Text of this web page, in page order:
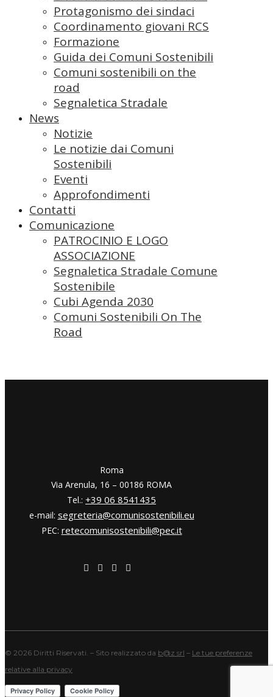
Protagonismo dei sindaci
Coordinamento giovani RCS
Formazione
Guida dei Comuni Sostenibili
Comuni sostenibili on the
road
Segnaletica Stradale
News
Notizie
Le notizie dai Comuni
Sostenibili
Eventi
Approfondimenti
Contatti
Comunicazione
PATROCINIO E LOGO
ASSOCIAZIONE
Segnaletica Stradale Comune
Sostenibile
Cubi Agenda 2030
Comuni Sostenibili On The
Road
​​Roma
Via Arenula, 16 – 00186 ROMA
Tel.: +39 06 8541435
e-mail: segreteria@comunisostenibili.eu
PEC: retecomunisostenibili@pec.it
© 2026 Diritti Riservati. – Sito realizzato da b@z srl – Le tue preferenze
relative alla privacy